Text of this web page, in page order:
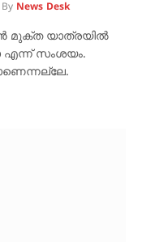
By News Desk
മുക്ത യാത്രയിൽ
സംശയം.